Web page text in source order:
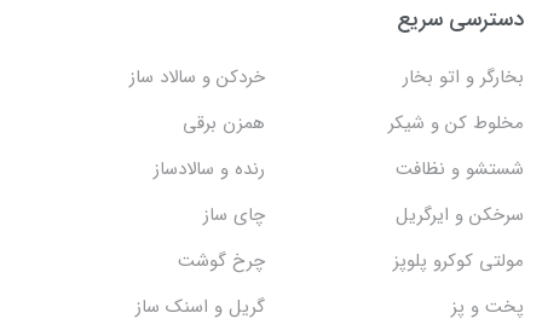
دسترسی سریع
بخارگر و اتو بخار
خردکن و سالاد ساز
مخلوط کن و شیکر
همزن برقی
شستشو و نظافت
رنده و سالادساز
سرخکن و ایرگریل
چای ساز
مولتی کوکرو پلوپز
چرخ گوشت
پخت و پز
گریل و اسنک‌ ساز